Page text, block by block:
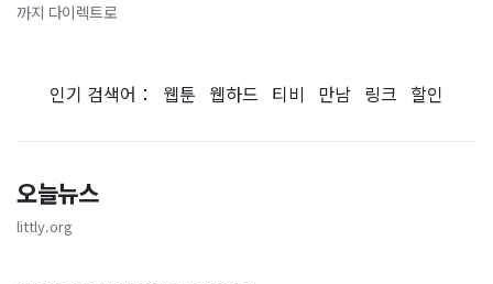
까지 다이렉트로
인기 검색어： 웹툰 웹하드 티비 만남 링크 할인
오늘뉴스
littly.org